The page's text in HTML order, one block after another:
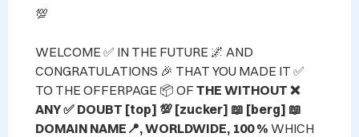
💯
WELCOME ✅ IN THE FUTURE 🌌 AND
CONGRATULATIONS 🎉 THAT YOU MADE IT ✅
TO THE OFFERPAGE 📦 OF THE WITHOUT ❌
ANY ✅ DOUBT [top] 💯 [zucker] 📖 [berg] 📖
DOMAIN NAME📍, WORLDWIDE, 100 % WHICH